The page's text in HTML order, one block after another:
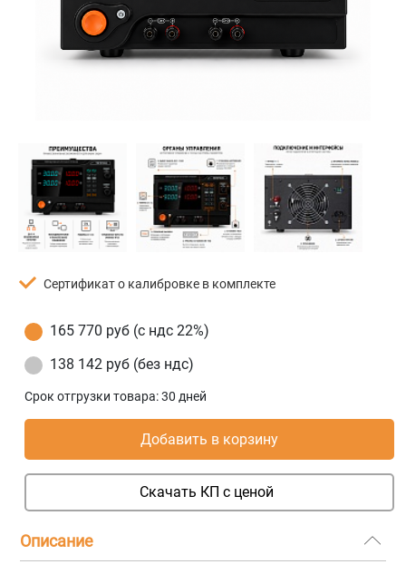
Сертификат о калибровке в комплекте
165 770 руб (с ндс 22%)
138 142 руб (без ндс)
Срок отгрузки товара:30 дней
Добавить в корзину
Скачать КП с ценой
Описание